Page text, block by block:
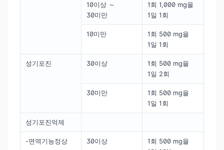
10이상 ～
30미만
1회 1,000 mg을
1일 1회
10미만
1회 500 mg을
1일 1회
성기포진 30이상
1회 500 mg을
1일 2회
30미만
1회 500 mg을
1일 1회
성기포진억제
-면역기능정상 30이상
1회 500 mg을